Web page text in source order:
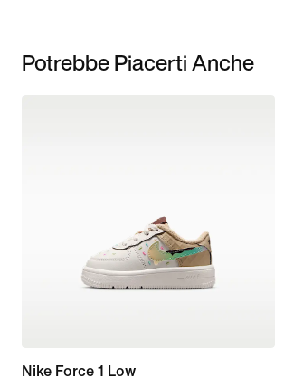
Potrebbe Piacerti Anche
Nike Force 1 Low